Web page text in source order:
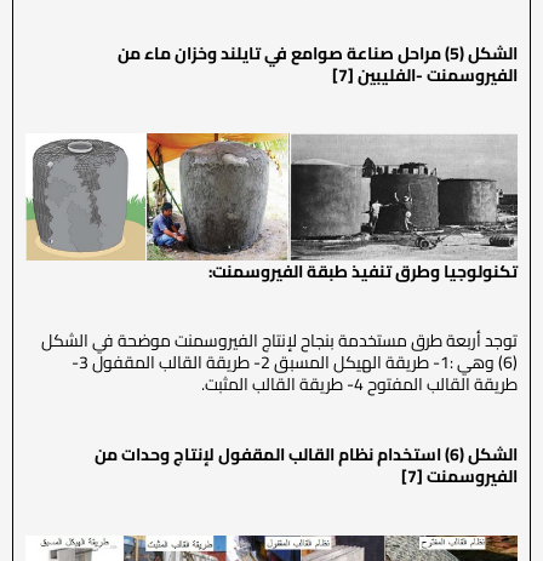
الشكل (5) مراحل صناعة صوامع في تايلند وخزان ماء من
الفيروسمنت -الفليبين [7]
تكنولوجيا وطرق تنفيذ طبقة الفيروسمنت:
توجد أربعة طرق مستخدمة بنجاح لإنتاج الفيروسمنت موضحة في الشكل
(6) وهي :1- طريقة الهيكل المسبق 2- طريقة القالب المقفول 3-
طريقة القالب المفتوح 4- طريقة القالب المثبت.
الشكل (6) استخدام نظام القالب المقفول لإنتاج وحدات من
الفيروسمنت[7]